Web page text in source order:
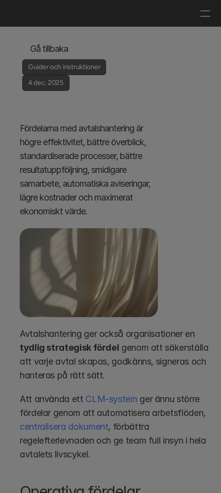
Gå tillbaka
Guider och instruktioner
4 dec. 2025
Fördelarna med avtalshantering är
högre effektivitet, bättre överblick,
standardiserade processer, bättre
resultatuppföljning, smidigare
samarbete, automatiska aviseringar,
lägre kostnader och maximerat
ekonomiskt värde.
tydlig strategisk fördel genom att säkerställa
att varje avtal skapas, godkänns, signeras och
hanteras på rätt sätt.
Att använda ett CLM-system ger ännu större
centralisera dokument, förbättra
regelefterlevnaden och ge team full insyn i hela
avtalets livscykel.